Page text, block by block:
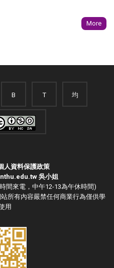
More
B T 均
人資料保護政策
吳小姐
間來電，中午12-13為午休時間)
所有內容嚴禁任何商業行為僅供學
用